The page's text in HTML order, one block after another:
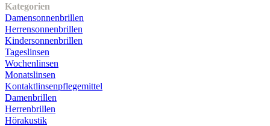
Kategorien
Damensonnenbrillen
Herrensonnenbrillen
Kindersonnenbrillen
Tageslinsen
Wochenlinsen
Monatslinsen
Kontaktlinsenpflegemittel
Damenbrillen
Herrenbrillen
Hörakustik